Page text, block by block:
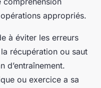
appropriés.
à éviter les erreurs
récupération ou saut
d’entraînement.
ou exercice a sa